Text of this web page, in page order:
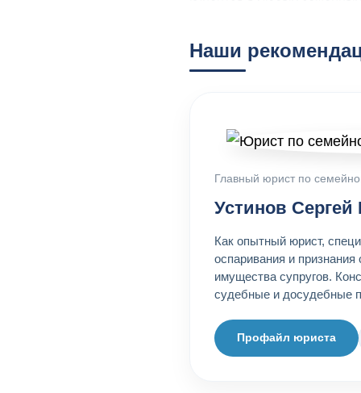
Наши
Главный юрист по
Устинов
Как опытный юрист,
оспаривания и
имущества супругов.
судебные и досудебные
Профайл юриста